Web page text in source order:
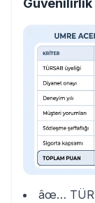
Güvenilirlik
âœ…